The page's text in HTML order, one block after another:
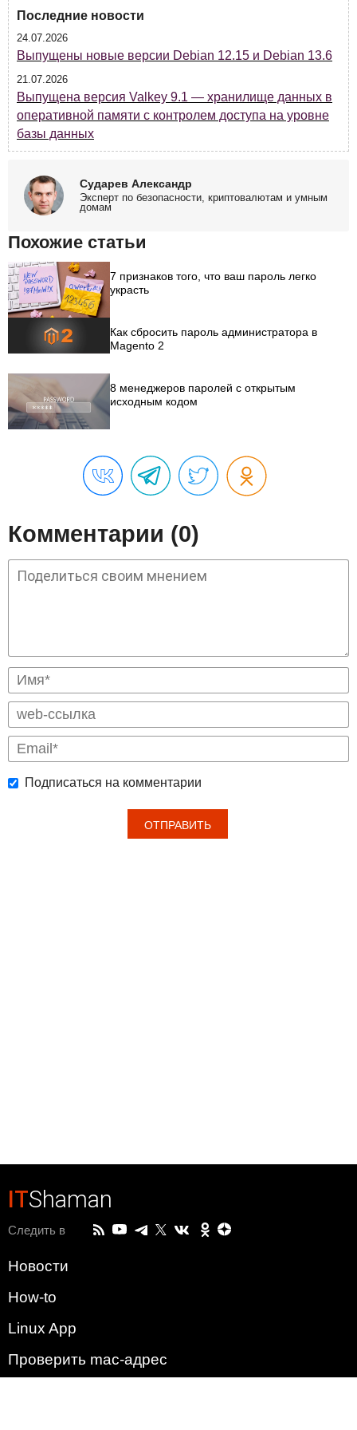
Последние новости
24.07.2026
Выпущены новые версии Debian 12.15 и Debian 13.6
21.07.2026
Выпущена версия Valkey 9.1 — хранилище данных в
оперативной памяти с контролем доступа на уровне
базы данных
Сударев Александр
Эксперт по безопасности, криптовалютам и умным
домам
Похожие статьи
7 признаков того, что ваш пароль легко
украсть
Как сбросить пароль администратора в
Magento 2
8 менеджеров паролей с открытым
исходным кодом
Комментарии (0)
Подписаться на комментарии
ITShaman
Следить в
Новости
How-to
Linux App
Проверить mac-адрес